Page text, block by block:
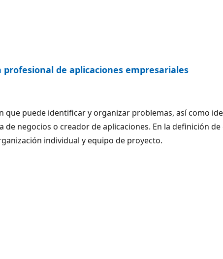
de aplicaciones empresariales
que puede identificar y organizar problemas, así como
negocios o creador de aplicaciones. En la definición
individual y equipo de proyecto.